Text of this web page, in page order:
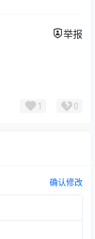
举报
1 0
确认修改